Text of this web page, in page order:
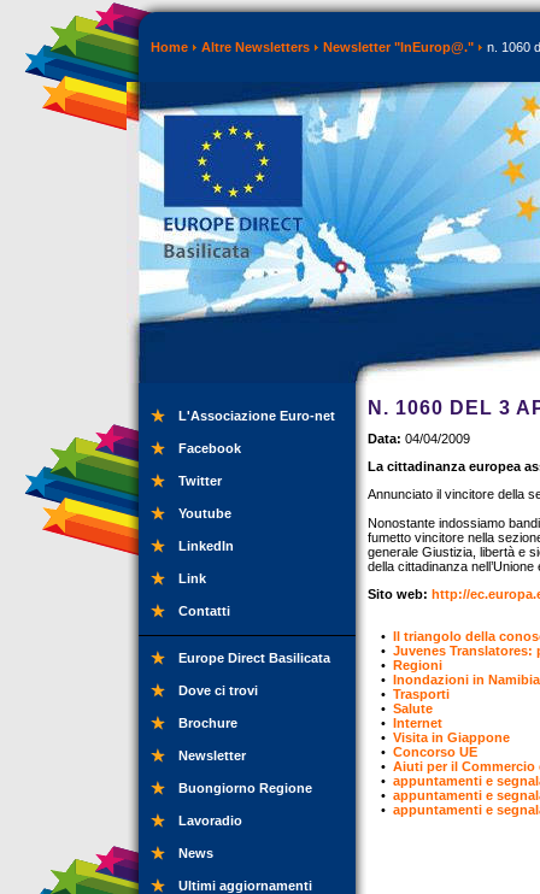
Home Altre Newsletters Newsletter "InEurop@." n. 1060
L'Associazione Euro-net
Facebook
Twitter
Youtube
LinkedIn
Link
Contatti
Europe Direct Basilicata
Dove ci trovi
Brochure
Newsletter
Buongiorno Regione
Lavoradio
News
Ultimi aggiornamenti
N. 1060 DEL 3
Data: 04/04/2009
La cittadinanza europea
Annunciato il vincitore della
Nonostante indossiamo
fumetto vincitore nella
generale Giustizia, libertà e
della cittadinanza nell’Unione
Sito web: http://
• Il triangolo della
• Juvenes
• Regioni
• Inondazioni in Namibia
• Trasporti
• Salute
• Internet
• Visita in Giappone
• Concorso UE
• Aiuti per il Commercio
• appuntamenti e
• appuntamenti e
• appuntamenti e